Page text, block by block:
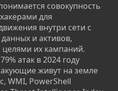
совокупность
для
внутри сети с
и активов,
их кампаний.
атак в 2024 году
живут на земле
WMI, PowerShell